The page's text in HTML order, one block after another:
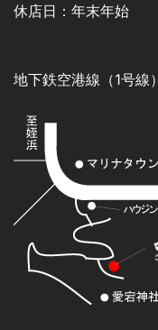
休店日：年末年始
地下鉄空港線（1号線